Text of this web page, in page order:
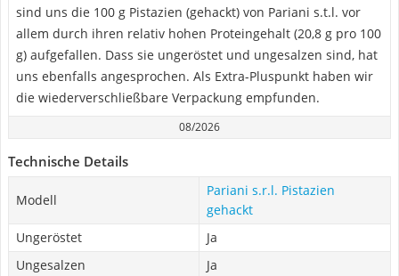
sind uns die 100 g Pistazien (gehackt) von Pariani s.t.l. vor
allem durch ihren relativ hohen Proteingehalt (20,8 g pro 100
g) aufgefallen. Dass sie ungeröstet und ungesalzen sind, hat
uns ebenfalls angesprochen. Als Extra-Pluspunkt haben wir
die wiederverschließbare Verpackung empfunden.
08/2026
Technische Details
Modell
Pariani s.r.l. Pistazien
gehackt
Ungeröstet
Ja
Ungesalzen
Ja